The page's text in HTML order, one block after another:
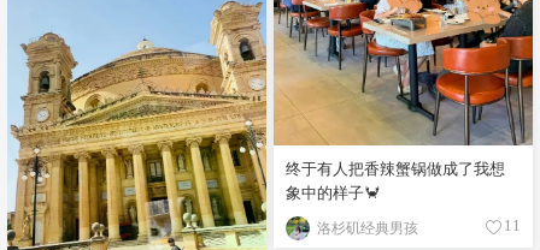
终于有人把香辣蟹锅做成了我想
象中的样子🦀
洛杉矶经典男孩 11